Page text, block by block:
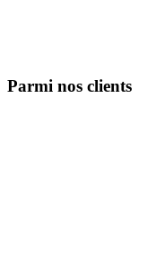
Parmi nos clients